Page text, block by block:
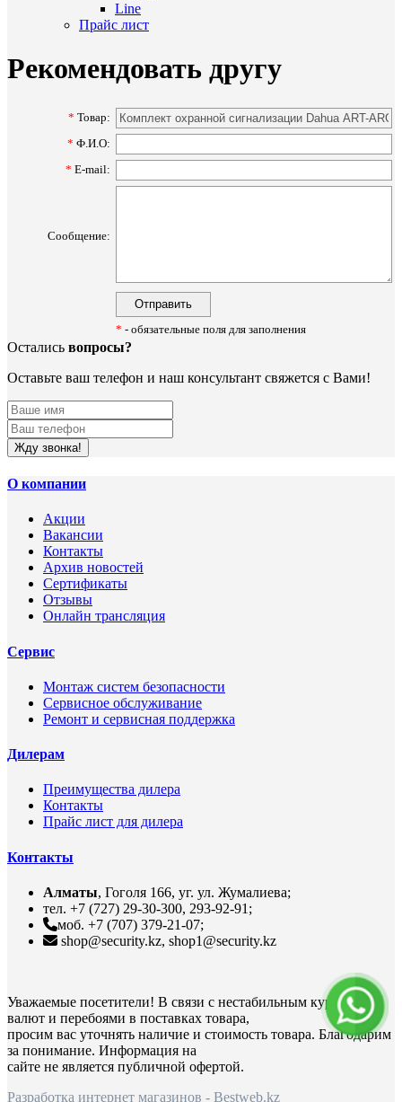
Line
Прайс лист
Рекомендовать другу
* Товар:
* Ф.И.О:
* E-mail:
Сообщение:
* - обязательные поля для заполнения
Остались вопросы?
Оставьте ваш телефон и наш консультант свяжется с Вами!
Жду звонка!
О компании
Акции
Вакансии
Контакты
Архив новостей
Сертификаты
Отзывы
Онлайн трансляция
Сервис
Монтаж систем безопасности
Сервисное обслуживание
Ремонт и сервисная поддержка
Дилерам
Преимущества дилера
Контакты
Прайс лист для дилера
Контакты
Алматы, Гоголя 166, уг. ул. Жумалиева;
тел. +7 (727) 29-30-300, 293-92-91;
моб. +7 (707) 379-21-07;
shop@security.kz, shop1@security.kz
Уважаемые посетители! В связи с нестабильным курсом
валют и перебоями в поставках товара,
просим вас уточнять наличие и стоимость товара. Благодарим
за понимание. Информация на
сайте не является публичной офертой.
Разработка интернет магазинов - Bestweb.kz